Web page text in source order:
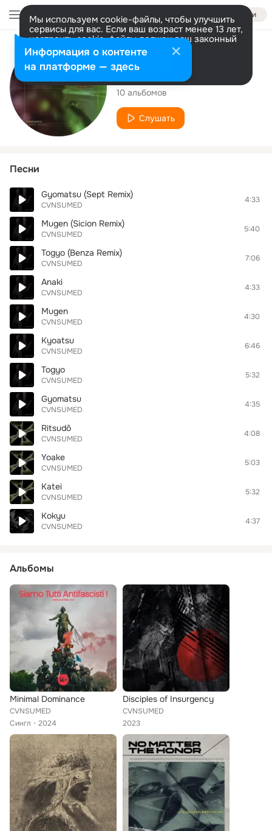
Войти
Мы используем cookie-файлы, чтобы улучшить
сервисы для вас. Если ваш возраст менее 13 лет,
настроить cookie-файлы должен ваш законный
представитель. Больше информации
Разрешить все Настроить
Исполнитель
CVNSUMED
10 альбомов
Слушать
Песни
Gyomatsu (Sept Remix)
CVNSUMED
4:33
Mugen (Sicion Remix)
CVNSUMED
5:40
Togyo (Benza Remix)
CVNSUMED
7:06
Anaki
CVNSUMED
4:33
Mugen
CVNSUMED
4:30
Kyoatsu
CVNSUMED
6:46
Togyo
CVNSUMED
5:32
Gyomatsu
CVNSUMED
4:35
Ritsudō
CVNSUMED
4:08
Yoake
CVNSUMED
5:03
Katei
CVNSUMED
5:32
Kokyu
CVNSUMED
4:37
Альбомы
Minimal Dominance
CVNSUMED
Сингл
2024
Disciples of Insurgency
CVNSUMED
2023
Информация о контенте
на платформе — здесь